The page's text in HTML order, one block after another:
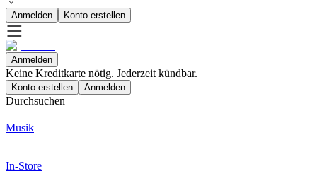
Anmelden Konto erstellen
Anmelden
Keine Kreditkarte nötig. Jederzeit kündbar.
Konto erstellen Anmelden
Durchsuchen
Musik
In-Store